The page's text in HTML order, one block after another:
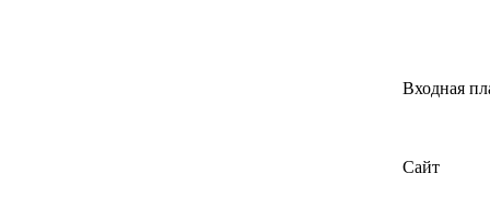
Входная
Сайт